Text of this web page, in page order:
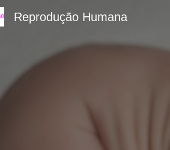
Skip to
Reprodução Humana